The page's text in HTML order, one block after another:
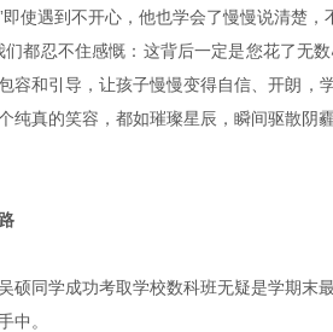
使遇到不开心，他也学会了慢慢说清楚，
们都忍不住感慨：这背后一定是您花了
容和引导，让孩子慢慢变得自信、开朗，
纯真的笑容，都如璀璨星辰，瞬间驱散阴
硕同学成功考取学校数科班无疑是学期末
中。